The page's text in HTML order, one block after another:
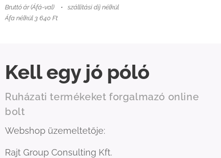
Bruttó ár (Áfá-val)
szállítási díj nélkül
Áfa nélkül 3 640 Ft
Kell egy jó póló
Ruházati termékeket forgalmazó online
bolt
Webshop üzemeltetője:
Rajt Group Consulting Kft.